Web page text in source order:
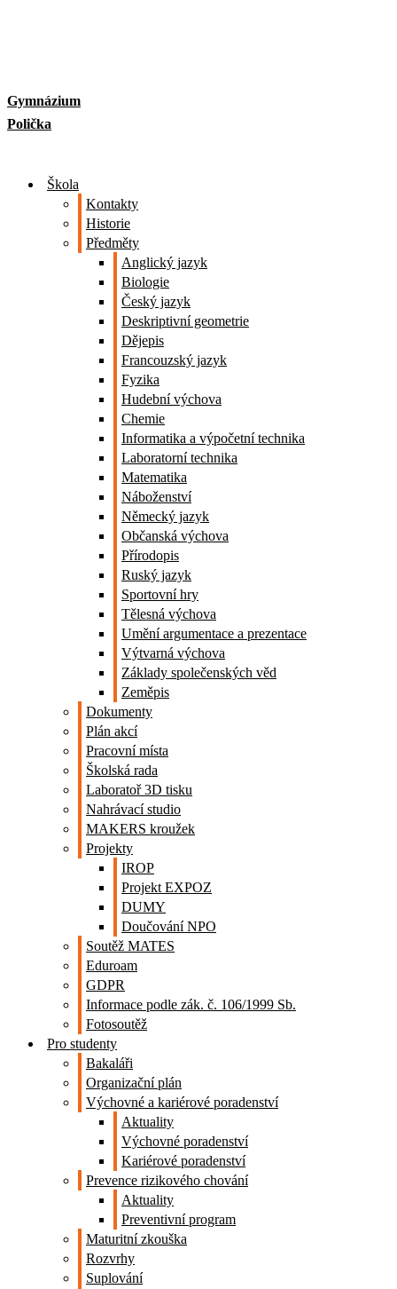
Gymnázium
Polička
Škola
Kontakty
Historie
Předměty
Anglický jazyk
Biologie
Český jazyk
Deskriptivní geometrie
Dějepis
Francouzský jazyk
Fyzika
Hudební výchova
Chemie
Informatika a výpočetní technika
Laboratorní technika
Matematika
Náboženství
Německý jazyk
Občanská výchova
Přírodopis
Ruský jazyk
Sportovní hry
Tělesná výchova
Umění argumentace a prezentace
Výtvarná výchova
Základy společenských věd
Zeměpis
Dokumenty
Plán akcí
Pracovní místa
Školská rada
Laboratoř 3D tisku
Nahrávací studio
MAKERS kroužek
Projekty
IROP
Projekt EXPOZ
DUMY
Doučování NPO
Soutěž MATES
Eduroam
GDPR
Informace podle zák. č. 106/1999 Sb.
Fotosoutěž
Pro studenty
Bakaláři
Organizační plán
Výchovné a kariérové poradenství
Aktuality
Výchovné poradenství
Kariérové poradenství
Prevence rizikového chování
Aktuality
Preventivní program
Maturitní zkouška
Rozvrhy
Suplování